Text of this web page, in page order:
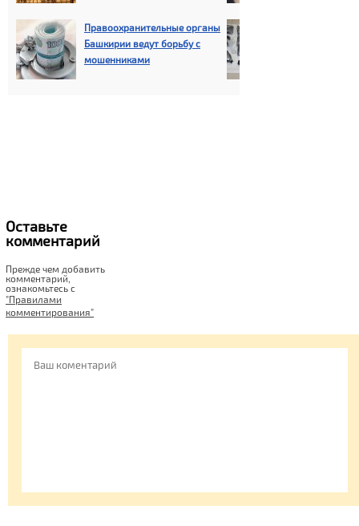
Правоохранительные органы
Башкирии ведут борьбу с
мошенниками
Оставьте
комментарий
Прежде чем добавить
комментарий,
ознакомьтесь c
"Правилами
комментирования"